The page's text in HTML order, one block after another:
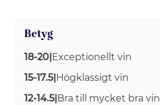
Betyg
18-20 Exceptionellt vin
15-17.5| Högklassigt vin
12-14.5| Bra till mycket bra vin